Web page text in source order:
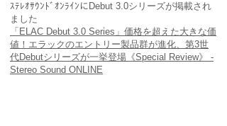
ｽﾃﾚｵｻｳﾝﾄﾞｵﾝﾗｲﾝにDebut 3.0シリーズが掲載され
ました
「ELAC Debut 3.0 Series」価格を超えた大きな価
値！エラックのエントリー製品群が進化、第3世
代Debutシリーズが一挙登場《Special Review》 -
Stereo Sound ONLINE